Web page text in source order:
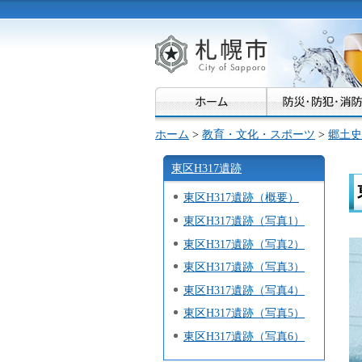
札幌市
ホーム > 教育・文化・スポーツ > 郷土
東区H317遺跡
東区H317遺跡（概要）
東区H317遺跡（写真1）
東区H317遺跡（写真2）
東区H317遺跡（写真3）
東区H317遺跡（写真4）
東区H317遺跡（写真5）
東区H317遺跡（写真6）